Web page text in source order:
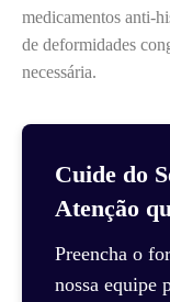
medicamentos anti-
de deformidades
necessária.
Cuide do
Atenção
Preencha o
nossa equipe